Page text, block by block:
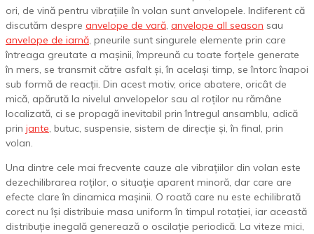
ori, de vină pentru vibrațiile în volan sunt anvelopele. Indiferent că
discutăm despre anvelope de vară, anvelope all season sau
anvelope de iarnă, pneurile sunt singurele elemente prin care
întreaga greutate a mașinii, împreună cu toate forțele generate
în mers, se transmit către asfalt și, în același timp, se întorc înapoi
sub formă de reacții. Din acest motiv, orice abatere, oricât de
mică, apărută la nivelul anvelopelor sau al roților nu rămâne
localizată, ci se propagă inevitabil prin întregul ansamblu, adică
prin jante, butuc, suspensie, sistem de direcție și, în final, prin
volan.
Una dintre cele mai frecvente cauze ale vibrațiilor din volan este
dezechilibrarea roților, o situație aparent minoră, dar care are
efecte clare în dinamica mașinii. O roată care nu este echilibrată
corect nu își distribuie masa uniform în timpul rotației, iar această
distribuție inegală generează o oscilație periodică. La viteze mici,